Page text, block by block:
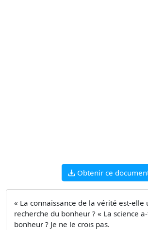
Obtenir ce
« La connaissance de la vérité est-elle
recherche du bonheur ? « La science
bonheur ? Je ne le crois pas.